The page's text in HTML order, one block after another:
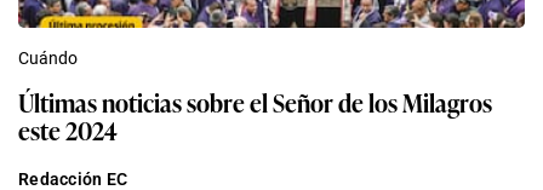
Cuándo
Últimas noticias sobre el Señor de los Milagros
este 2024
Redacción EC